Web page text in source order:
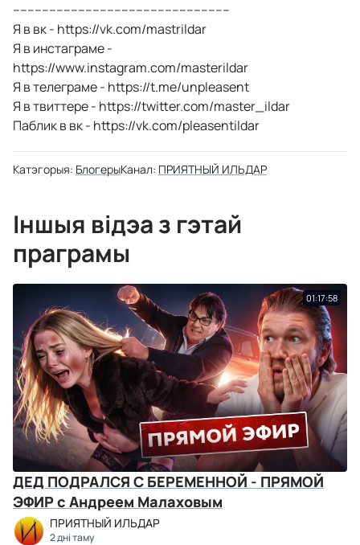
------------------------------------------------------------
Я в вк - https://vk.com/mastrildar
Я в инстаграме -
https://www.instagram.com/masterildar
Я в телеграме - https://t.me/unpleasent
Я в твиттере - https://twitter.com/master_ildar
Паблик в вк - https://vk.com/pleasentildar
Катэгорыя: БлогерыКанал: ПРИЯТНЫЙ ИЛЬДАР
Іншыя відэа з гэтай
праграмы
01:17:58
ДЕД ПОДРАЛСЯ С БЕРЕМЕННОЙ - ПРЯМОЙ
ЭФИР с Андреем Малаховым
ПРИЯТНЫЙ ИЛЬДАР
2 дні таму